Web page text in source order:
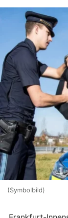
(Symbolbild)